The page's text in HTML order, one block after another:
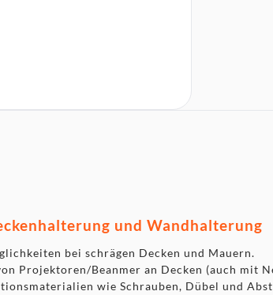
und Wandhalterung
bei schrägen Decken und Mauern.
Projektoren/Beanmer an Decken (auch mit
wie Schrauben, Dübel und